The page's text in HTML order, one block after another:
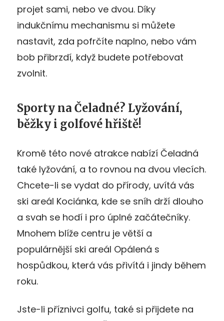
projet sami, nebo ve dvou. Díky
indukčnímu mechanismu si můžete
nastavit, zda pofrčíte naplno, nebo vám
bob přibrzdí, když budete potřebovat
zvolnit.
Sporty na Čeladné? Lyžování,
běžky i golfové hřiště!
Kromě této nové atrakce nabízí Čeladná
také lyžování, a to rovnou na dvou vlecích.
Chcete-li se vydat do přírody, uvítá vás
ski areál Kociánka, kde se sníh drží dlouho
a svah se hodí i pro úplné začátečníky.
Mnohem blíže centru je větší a
populárnější ski areál Opálená s
hospůdkou, která vás přivítá i jindy během
roku.
Jste-li příznivci golfu, také si přijdete na